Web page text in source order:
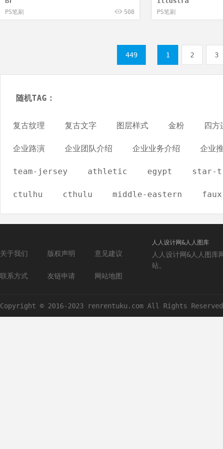
PS笔刷 508 PS笔刷
449 1 2 3
随机TAG：
复古纹理 复古文字 图层样式 金粉 四方
企业路演 企业团队介绍 企业业务介绍 企业
team-jersey athletic egypt star-
ctulhu cthulu middle-eastern
关于我们 版权声明 意见建议
联系方式 友链申请 网站地图
人人设计网&人人图库
人人设计网&人人图库
站。
Copyright © 2016-2023 renrentuku.com All Rights